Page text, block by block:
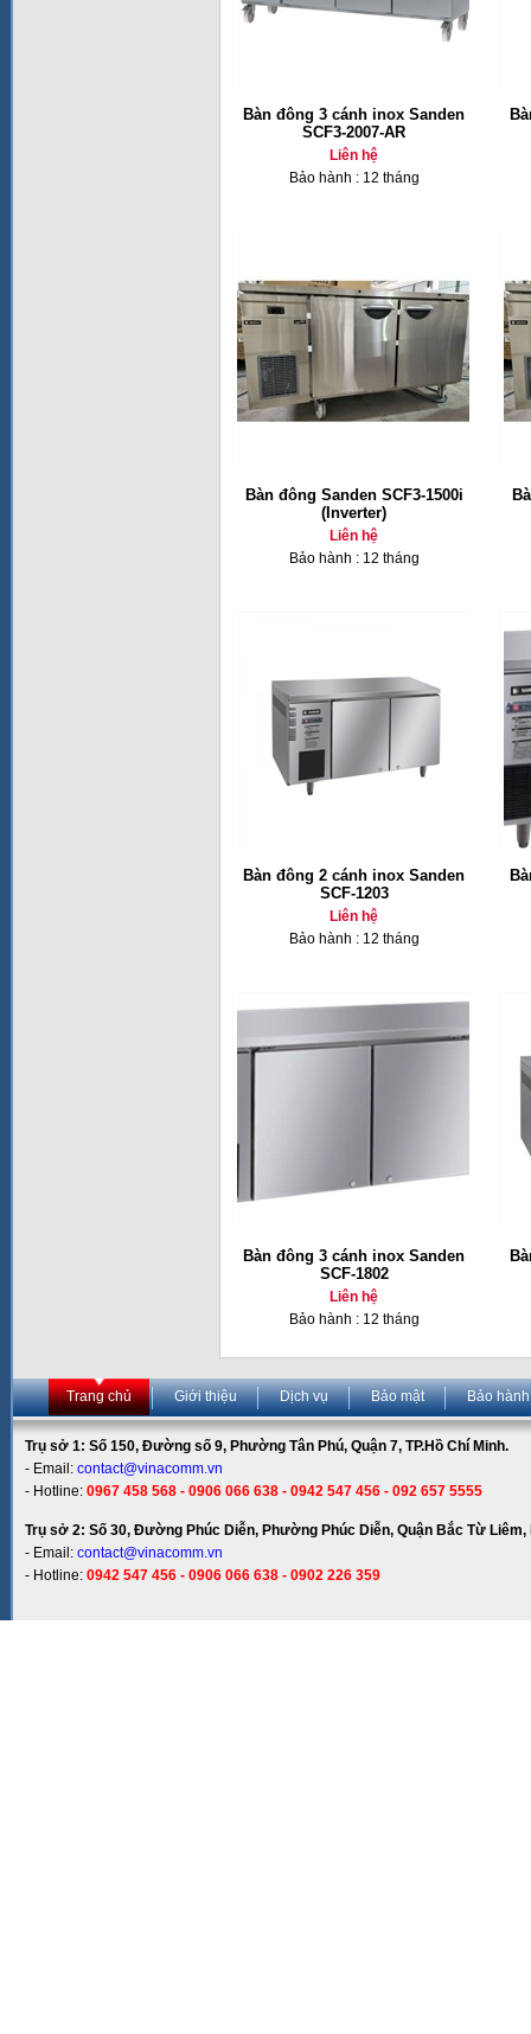
Bàn đông 3 cánh inox Sanden
SCF3-2007-AR
Liên hệ
Bảo hành : 12 tháng
Bàn đông Sanden SCF3-1500i
(Inverter)
Liên hệ
Bảo hành : 12 tháng
Bàn đông 2 cánh inox Sanden
SCF-1203
Liên hệ
Bảo hành : 12 tháng
Bàn đông 3 cánh inox Sanden
SCF-1802
Liên hệ
Bảo hành : 12 tháng
Trang chủ Giới thiệu Dịch vụ Bảo mật Bảo hành
Trụ sở 1: Số 150, Đường số 9, Phường Tân Phú, Quận 7, TP.Hồ Chí Minh.
- Email: contact@vinacomm.vn
- Hotline: 0967 458 568 - 0906 066 638 - 0942 547 456 - 092 657 5555
Trụ sở 2: Số 30, Đường Phúc Diễn, Phường Phúc Diễn, Quận Bắc Từ Liêm,
- Email: contact@vinacomm.vn
- Hotline: 0942 547 456 - 0906 066 638 - 0902 226 359